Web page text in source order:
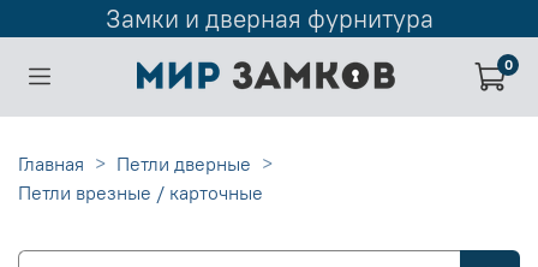
Замки и дверная фурнитура
0
Главная
Петли дверные
Петли врезные / карточные